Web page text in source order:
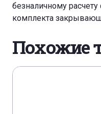
безналичному
комплекта
Похожие